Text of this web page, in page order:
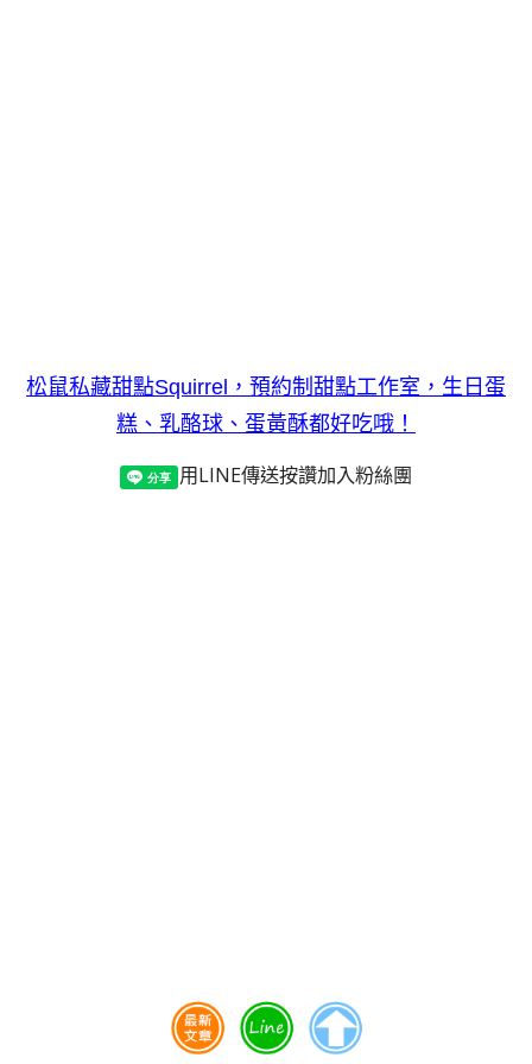
松鼠私藏甜點Squirrel，預約制甜點工作室，生日蛋
糕、乳酪球、蛋黃酥都好吃哦！
用LINE傳送按讚加入粉絲團